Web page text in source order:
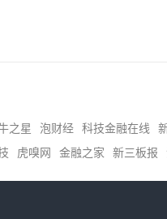
之星 泡财经 科技金融在线
虎嗅网 金融之家 新三板报